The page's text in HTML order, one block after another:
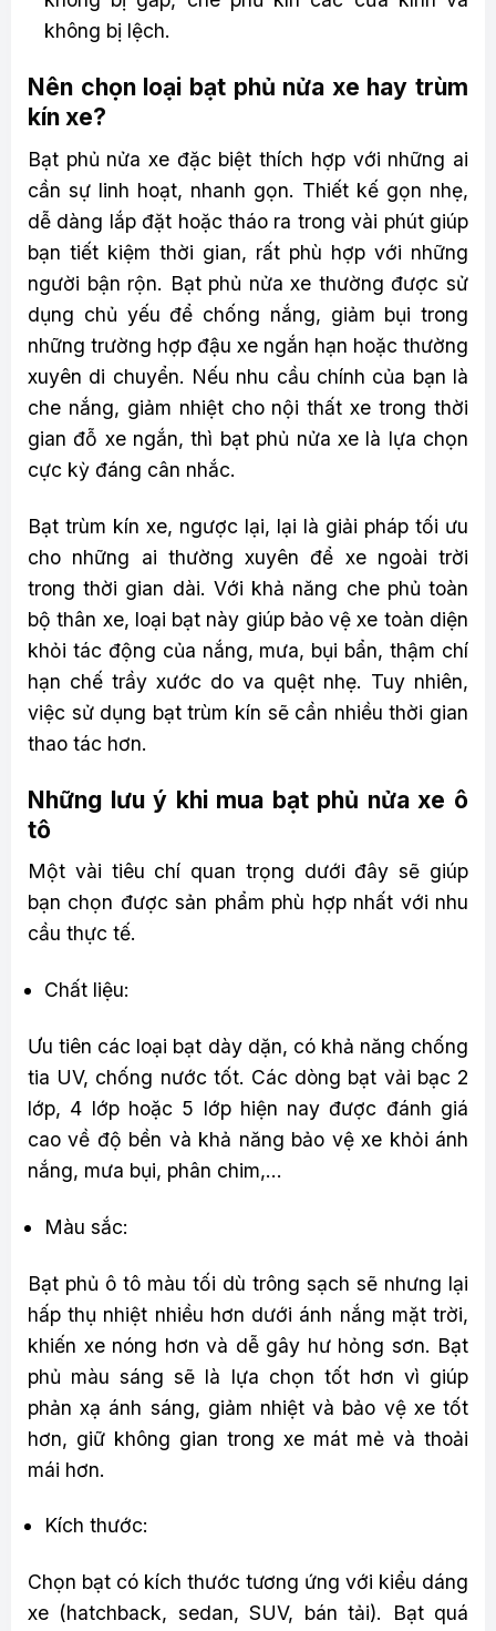
không bị lệch.
Nên chọn loại bạt phủ nửa xe hay trùm
kín xe?
Bạt phủ nửa xe đặc biệt thích hợp với những ai
cần sự linh hoạt, nhanh gọn. Thiết kế gọn nhẹ,
dễ dàng lắp đặt hoặc tháo ra trong vài phút giúp
bạn tiết kiệm thời gian, rất phù hợp với những
người bận rộn. Bạt phủ nửa xe thường được sử
dụng chủ yếu để chống nắng, giảm bụi trong
những trường hợp đậu xe ngắn hạn hoặc thường
xuyên di chuyển. Nếu nhu cầu chính của bạn là
che nắng, giảm nhiệt cho nội thất xe trong thời
gian đỗ xe ngắn, thì bạt phủ nửa xe là lựa chọn
cực kỳ đáng cân nhắc.
Bạt trùm kín xe, ngược lại, lại là giải pháp tối ưu
cho những ai thường xuyên để xe ngoài trời
trong thời gian dài. Với khả năng che phủ toàn
bộ thân xe, loại bạt này giúp bảo vệ xe toàn diện
khỏi tác động của nắng, mưa, bụi bẩn, thậm chí
hạn chế trầy xước do va quệt nhẹ. Tuy nhiên,
việc sử dụng bạt trùm kín sẽ cần nhiều thời gian
thao tác hơn.
Những lưu ý khi mua bạt phủ nửa xe ô
tô
Một vài tiêu chí quan trọng dưới đây sẽ giúp
bạn chọn được sản phẩm phù hợp nhất với nhu
cầu thực tế.
Chất liệu:
Ưu tiên các loại bạt dày dặn, có khả năng chống
tia UV, chống nước tốt. Các dòng bạt vải bạc 2
lớp, 4 lớp hoặc 5 lớp hiện nay được đánh giá
cao về độ bền và khả năng bảo vệ xe khỏi ánh
nắng, mưa bụi, phân chim,…
Màu sắc:
Bạt phủ ô tô màu tối dù trông sạch sẽ nhưng lại
hấp thụ nhiệt nhiều hơn dưới ánh nắng mặt trời,
khiến xe nóng hơn và dễ gây hư hỏng sơn. Bạt
phủ màu sáng sẽ là lựa chọn tốt hơn vì giúp
phản xạ ánh sáng, giảm nhiệt và bảo vệ xe tốt
hơn, giữ không gian trong xe mát mẻ và thoải
mái hơn.
Kích thước:
Chọn bạt có kích thước tương ứng với kiểu dáng
xe (hatchback, sedan, SUV, bán tải). Bạt quá